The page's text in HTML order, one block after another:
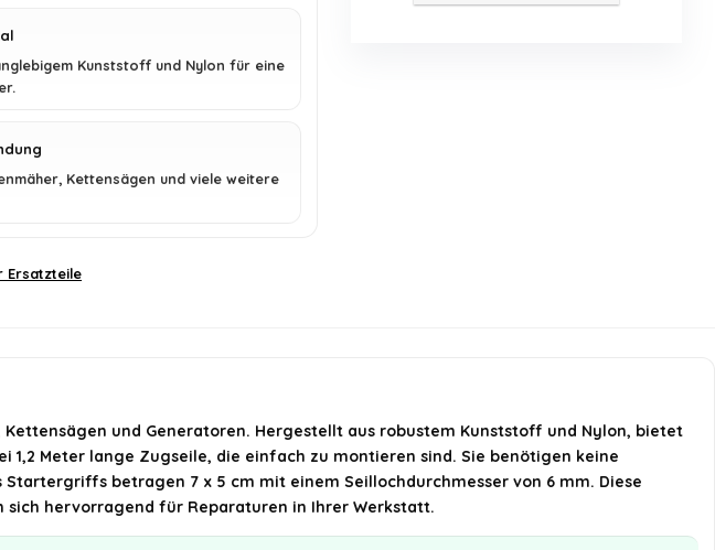
Kunststoff und Nylon für eine
Kettensägen und viele weitere
Ersatzteile
und Generatoren. Hergestellt aus robustem Kunststoff und Nylon, bietet
Meter lange Zugseile, die einfach zu montieren sind. Sie benötigen keine
betragen 7 x 5 cm mit einem Seillochdurchmesser von 6 mm. Diese
hervorragend für Reparaturen in Ihrer Werkstatt.